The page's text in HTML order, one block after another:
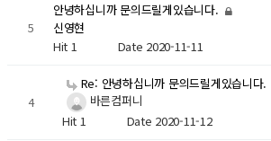
5
안녕하십니까 문의드릴게있습니다.
신영현
Hit 1 Date 2020-11-11
4
Re: 안녕하십니까 문의드릴게있습니다.
바른컴퍼니
Hit 1 Date 2020-11-12